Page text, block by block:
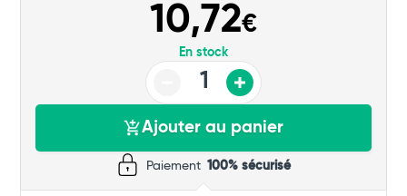
10,72€
En stock
Ajouter au panier
Paiement 100% sécurisé